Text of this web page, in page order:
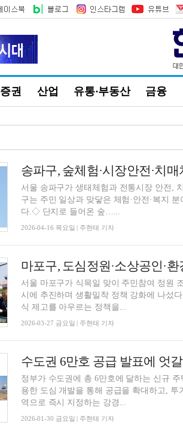
증권 산업 유통·부동산 금융
서울 송파구가 생태체험과 전통시장 안전,
구는 주민 일상과 맞닿은 체험·안전·복지
다.◇ 단지로 들어온 숲…...
2026-04-16 목요일 | 주현태 기자
서울 마포구가 식목일 맞이 주민참여 정원
시에 추진하며 생활밀착 정책 강화에 나섰
식 제고를 아우르는 정책을...
2026-03-27 금요일 | 주현태 기자
수도권 6만호 공급 발표에 엇
정부가 수도권에 총 6만호에 달하는 신규
용한 도심 개발을 통해 공급을 확대하고,
역으로 즉시 지정하는 강경...
2026-01-30 금요일 | 주현태 기자